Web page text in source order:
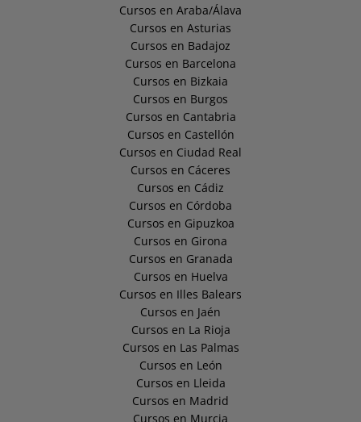
Cursos en Araba/Álava
Cursos en Asturias
Cursos en Badajoz
Cursos en Barcelona
Cursos en Bizkaia
Cursos en Burgos
Cursos en Cantabria
Cursos en Castellón
Cursos en Ciudad Real
Cursos en Cáceres
Cursos en Cádiz
Cursos en Córdoba
Cursos en Gipuzkoa
Cursos en Girona
Cursos en Granada
Cursos en Huelva
Cursos en Illes Balears
Cursos en Jaén
Cursos en La Rioja
Cursos en Las Palmas
Cursos en León
Cursos en Lleida
Cursos en Madrid
Cursos en Murcia